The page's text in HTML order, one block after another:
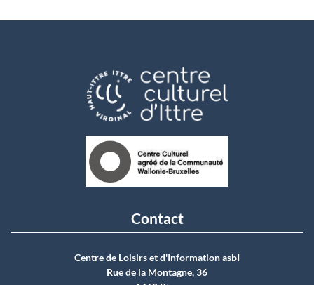
Contact
Centre de Loisirs et d'Information asbI
Rue de la Montagne, 36